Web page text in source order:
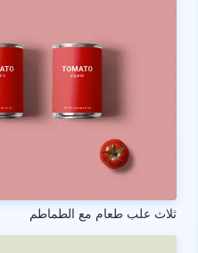
ثلاث علب طعام مع الطماطم